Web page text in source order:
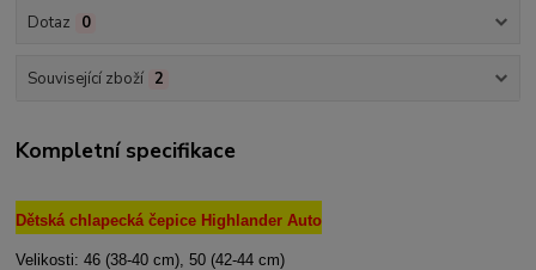
Dotaz 0
Související zboží 2
Kompletní specifikace
Dětská chlapecká čepice Highlander Auto
Velikosti: 46 (38-40 cm), 50 (42-44 cm)